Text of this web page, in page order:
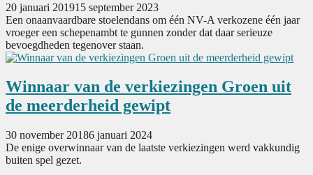
20 januari 201915 september 2023
Een onaanvaardbare stoelendans om één NV-A verkozene één jaar
vroeger een schepenambt te gunnen zonder dat daar serieuze
bevoegdheden tegenover staan.
Winnaar van de verkiezingen Groen uit
de meerderheid gewipt
30 november 20186 januari 2024
De enige overwinnaar van de laatste verkiezingen werd vakkundig
buiten spel gezet.